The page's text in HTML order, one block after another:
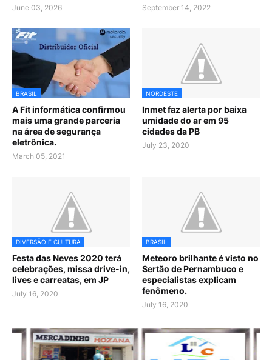
June 03, 2026 September 14, 2022
BRASIL
A Fit informática confirmou
mais uma grande parceria
na área de segurança
eletrônica.
March 05, 2021
NORDESTE
Inmet faz alerta por baixa
umidade do ar em 95
cidades da PB
July 23, 2020
DIVERSÃO E CULTURA
Festa das Neves 2020 terá
celebrações, missa drive-in,
lives e carreatas, em JP
July 16, 2020
BRASIL
Meteoro brilhante é visto no
Sertão de Pernambuco e
especialistas explicam
fenômeno.
July 16, 2020